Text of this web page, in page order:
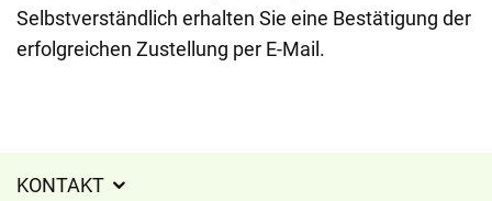
Selbstverständlich erhalten Sie eine Bestätigung der
erfolgreichen Zustellung per E-Mail.
KONTAKT